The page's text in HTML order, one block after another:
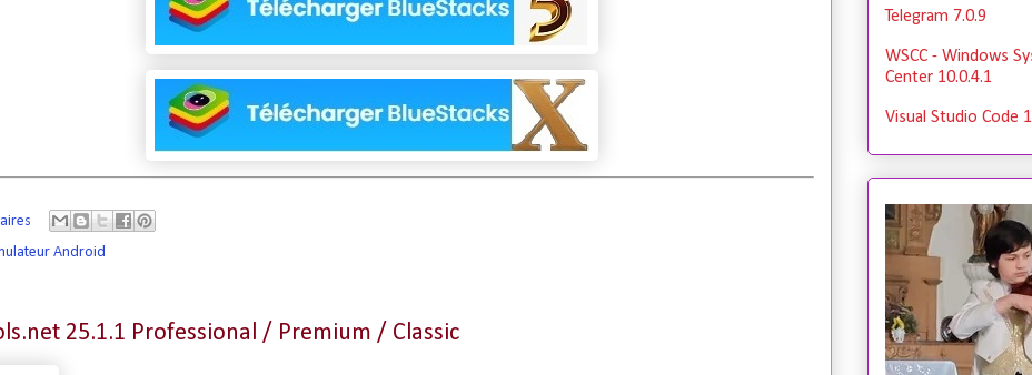
Android
25.1.1 Professional / Premium / Classic
Telegram 7.0.9
WSCC - Windows
Center 10.0.4.1
Visual Studio Code